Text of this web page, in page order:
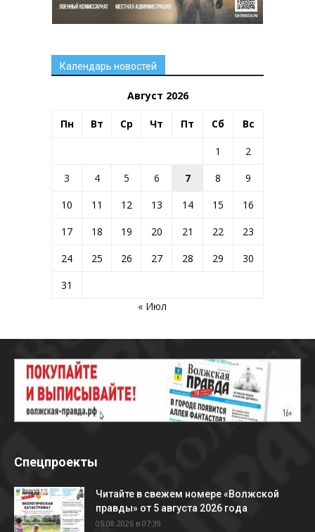
Календарь новостей
Август 2026
Пн Вт Ср Чт Пт Сб Вс
1
2
3
4 5 6 7 8
9
10
11 12 13 14 15
16
17
18 19 20 21 22
23
24
25 26 27 28 29
30
31
« Июл
Спецпроекты
Читайте в свежем номере «Волжской
правды» от 5 августа 2026 года
05.08.2026 в 07:39